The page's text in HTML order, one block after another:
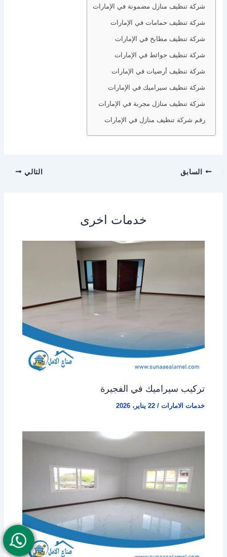
شركة تنظيف منازل مضمونة في الإمارات
شركة تنظيف حمامات في الإمارات
شركة تنظيف مطابخ في الإمارات
شركة تنظيف حوائط في الإمارات
شركة تنظيف أرضيات في الإمارات
شركة تنظيف سيراميك في الإمارات
شركة تنظيف منازل مجربة في الإمارات
رقم شركة تنظيف منازل في الإمارات
السابق التالي
خدمات اخرى
تركيب سيراميك في الفجيرة
خدمات الامارات /22 يناير، 2026